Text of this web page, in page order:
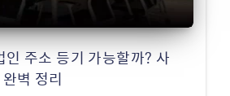
인 주소 등기 가능할까? 사
벽 정리